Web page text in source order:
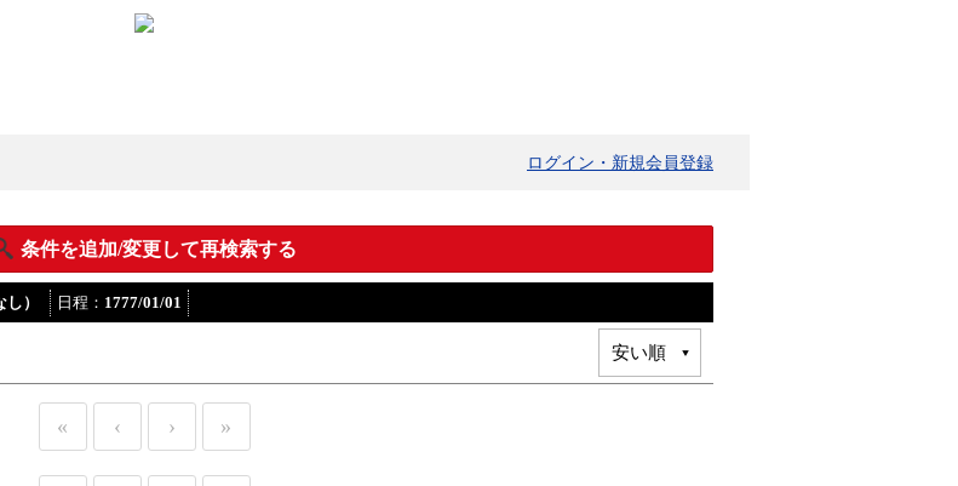
ログイン・新規会員登録
条件を追加/変更して再検索する
） 日程： 1777/01/01
« ‹ › »